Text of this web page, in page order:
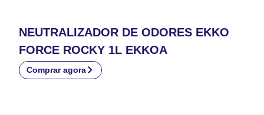
NEUTRALIZADOR DE ODORES EKKO
FORCE ROCKY 1L EKKOA
Comprar agora